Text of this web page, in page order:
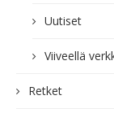
Uutiset
Viiveellä
Retket